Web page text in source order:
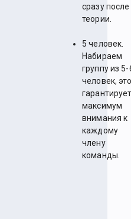
сразу после
теории.
5 человек.
Набираем
группу из 5-
человек,
максимум
внимания к
каждому
члену
команды.